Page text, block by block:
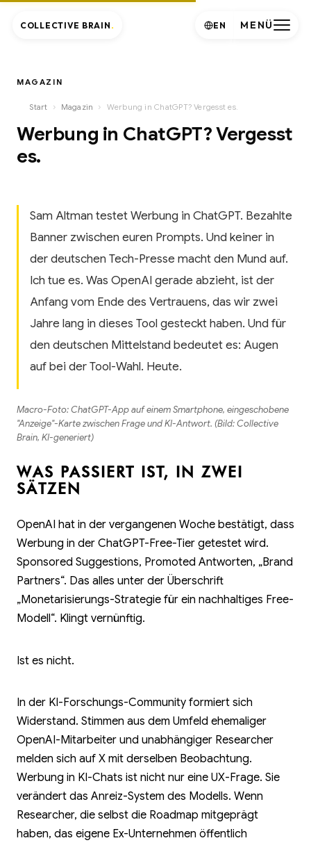
MAGAZIN
Start › Magazin › Werbung in ChatGPT? Vergesst es.
Werbung in ChatGPT? Vergesst
es.
Sam Altman testet Werbung in ChatGPT. Bezahlte
Banner zwischen euren Prompts. Und keiner in
der deutschen Tech-Presse macht den Mund auf.
Ich tue es. Was OpenAI gerade abzieht, ist der
Anfang vom Ende des Vertrauens, das wir zwei
Jahre lang in dieses Tool gesteckt haben. Und für
den deutschen Mittelstand bedeutet es: Augen
auf bei der Tool-Wahl. Heute.
Macro-Foto: ChatGPT-App auf einem Smartphone, eingeschobene
"Anzeige"-Karte zwischen Frage und KI-Antwort. (Bild: Collective
Brain, KI-generiert)
WAS PASSIERT IST, IN ZWEI
SÄTZEN
OpenAI hat in der vergangenen Woche bestätigt, dass
Werbung in der ChatGPT-Free-Tier getestet wird.
Sponsored Suggestions, Promoted Antworten, „Brand
Partners“. Das alles unter der Überschrift
„Monetarisierungs-Strategie für ein nachhaltiges Free-
Modell“. Klingt vernünftig.
Ist es nicht.
In der KI-Forschungs-Community formiert sich
Widerstand. Stimmen aus dem Umfeld ehemaliger
OpenAI-Mitarbeiter und unabhängiger Researcher
melden sich auf X mit derselben Beobachtung.
Werbung in KI-Chats ist nicht nur eine UX-Frage. Sie
verändert das Anreiz-System des Modells. Wenn
Researcher, die selbst die Roadmap mitgeprägt
haben, das eigene Ex-Unternehmen öffentlich
COLLECTIVE BRAIN . MENÜ
EN